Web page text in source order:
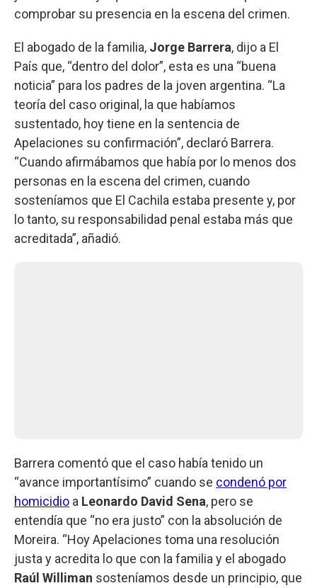
comprobar su presencia en la escena del crimen.
El abogado de la familia, Jorge Barrera, dijo a El
País que, “dentro del dolor”, esta es una “buena
noticia” para los padres de la joven argentina. “La
teoría del caso original, la que habíamos
sustentado, hoy tiene en la sentencia de
Apelaciones su confirmación”, declaró Barrera.
“Cuando afirmábamos que había por lo menos dos
personas en la escena del crimen, cuando
sosteníamos que El Cachila estaba presente y, por
lo tanto, su responsabilidad penal estaba más que
acreditada”, añadió.
Barrera comentó que el caso había tenido un
“avance importantísimo” cuando se condenó por
homicidio a Leonardo David Sena, pero se
entendía que “no era justo” con la absolución de
Moreira. “Hoy Apelaciones toma una resolución
justa y acredita lo que con la familia y el abogado
Raúl Williman sosteníamos desde un principio, que